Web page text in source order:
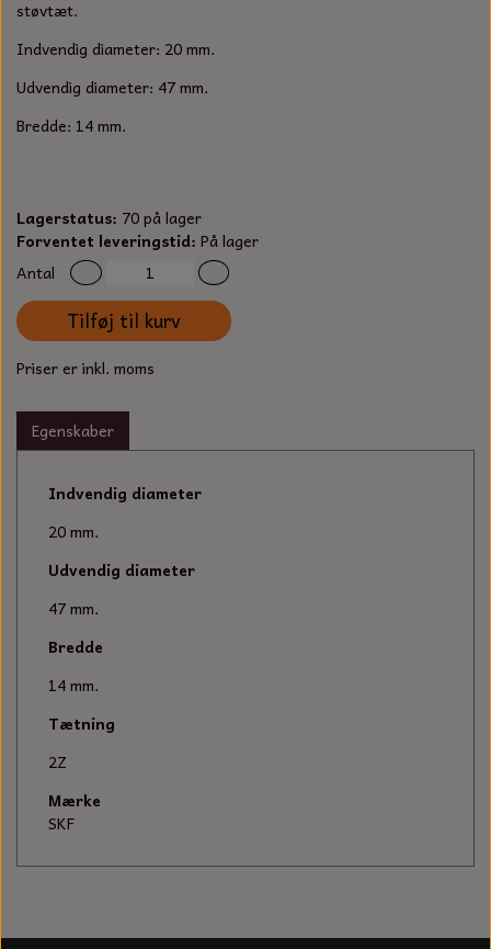
SORTIMENT
TECUMSEH
OLIE TIL SMÅMOTORER & HAVEMASKINER
SPÆNDEBÅND
BENSINSLANGE OG FILTRE
STARTSNOR OG TILBEHØR
UNIVERSAL KABLER OG TILBEHØR
UNIVERSAL REMSKIVER OG STYRERULLER
KÆDER TIL MOTORSAV
KLINGSPOR
BATTERILADEAPPARAT
KNIVE OG TILBEHØR
VÆRKTØJSSÆT
FEDTPRESSER
støvtæt.
Indvendig diameter: 20 mm.
Udvendig diameter: 47 mm.
Bredde: 14 mm.
Lagerstatus: 70 på lager
Forventet leveringstid: På lager
Antal
Tilføj til kurv
Priser er inkl. moms
Egenskaber
Indvendig diameter
20 mm.
Udvendig diameter
47 mm.
Bredde
14 mm.
Tætning
2Z
Mærke
SKF